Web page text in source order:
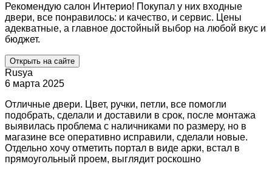
Рекомендую салон Интерио! Покупал у них входные
двери, все понравилось: и качество, и сервис. Цены
адекватные, а главное достойный выбор на любой вкус и
бюджет.
Открыть на сайте
Rusya
6 марта 2025
Отличные двери. Цвет, ручки, петли, все помогли
подобрать, сделали и доставили в срок, после монтажа
выявилась проблема с наличниками по размеру, но в
магазине все оперативно исправили, сделали новые.
Отдельно хочу отметить портал в виде арки, встал в
прямоугольный проем, выглядит роскошно